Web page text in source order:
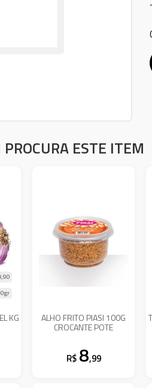
ESTE ITEM
KG ALHO FRITO PIASI 100G
CROCANTE POTE
R$ 8,99